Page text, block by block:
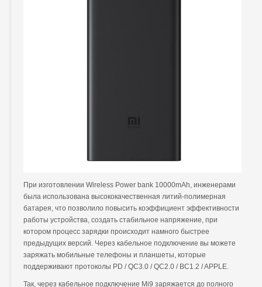
При изготовлении Wireless Power bank 10000mAh, инженерами
была использована высококачественная литий-полимерная
батарея, что позволило повысить коэффициент эффективности
работы устройства, создать стабильное напряжение, при
котором процесс зарядки происходит намного быстрее
предыдущих версий. Через кабельное подключение вы можете
заряжать мобильные телефоны и планшеты, которые
поддерживают протоколы PD / QC3.0 / QC2.0 / BC1.2 / APPLE.
Так, через кабельное подключение Mi9 заряжается до полного